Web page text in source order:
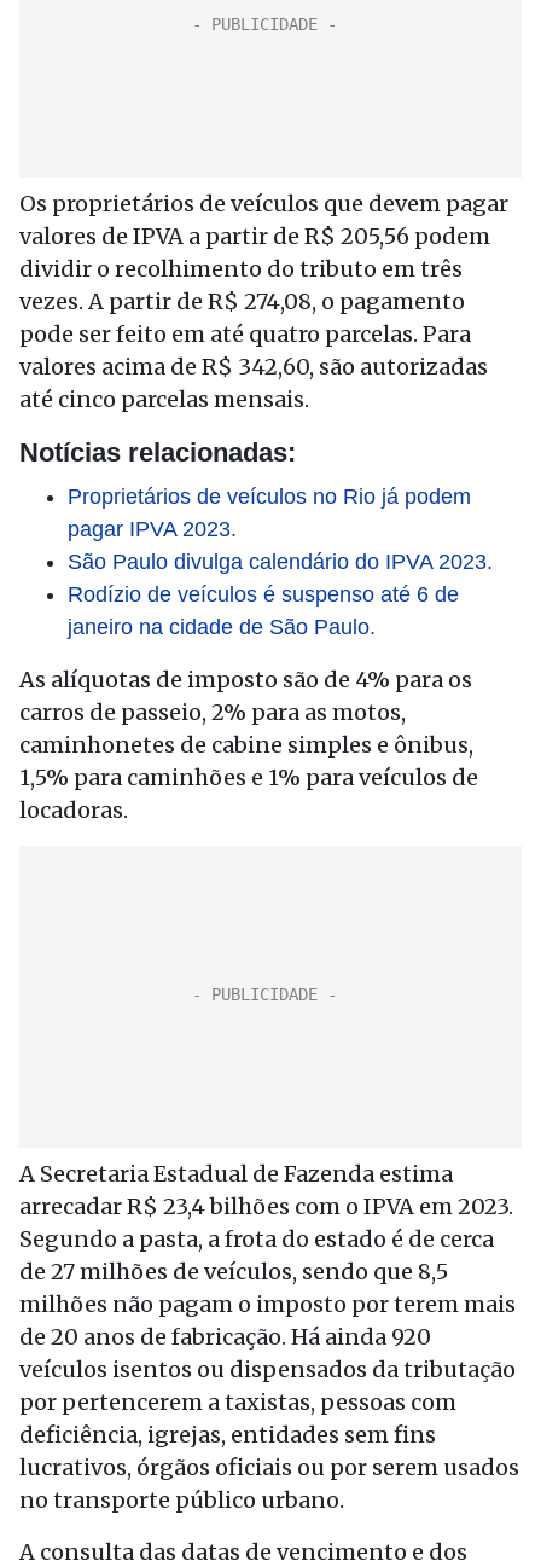
Os proprietários de veículos que devem pagar
valores de IPVA a partir de R$ 205,56 podem
dividir o recolhimento do tributo em três
vezes. A partir de R$ 274,08, o pagamento
pode ser feito em até quatro parcelas. Para
valores acima de R$ 342,60, são autorizadas
até cinco parcelas mensais.
Notícias relacionadas:
Proprietários de veículos no Rio já podem
pagar IPVA 2023.
São Paulo divulga calendário do IPVA 2023.
Rodízio de veículos é suspenso até 6 de
janeiro na cidade de São Paulo.
As alíquotas de imposto são de 4% para os
carros de passeio, 2% para as motos,
caminhonetes de cabine simples e ônibus,
1,5% para caminhões e 1% para veículos de
locadoras.
A Secretaria Estadual de Fazenda estima
arrecadar R$ 23,4 bilhões com o IPVA em 2023.
Segundo a pasta, a frota do estado é de cerca
de 27 milhões de veículos, sendo que 8,5
milhões não pagam o imposto por terem mais
de 20 anos de fabricação. Há ainda 920
veículos isentos ou dispensados da tributação
por pertencerem a taxistas, pessoas com
deficiência, igrejas, entidades sem fins
lucrativos, órgãos oficiais ou por serem usados
no transporte público urbano.
A consulta das datas de vencimento e dos